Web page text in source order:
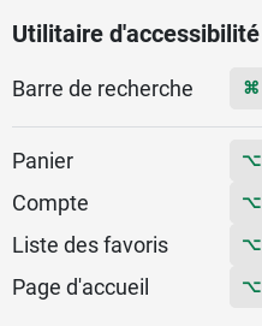
Utilitaire d'accessibilité
Barre de recherche ⌘
Panier ⌥
Compte ⌥
Liste des favoris ⌥
Page d'accueil ⌥
Menu